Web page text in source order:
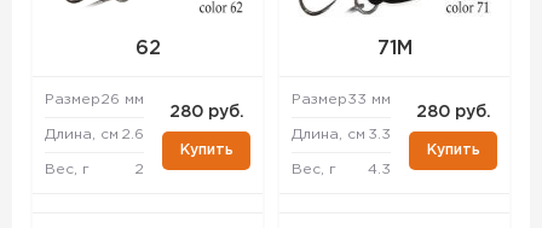
62
Размер26 мм
Длина, см 2.6
Вес, г 2
280 руб.
Купить
71M
Размер33 мм
Длина, см 3.3
Вес, г 4.3
280 руб.
Купить